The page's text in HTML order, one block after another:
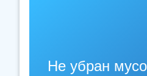
Не убран